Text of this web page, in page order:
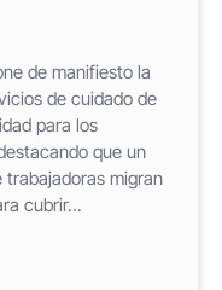
de manifiesto la
de cuidado de
para los
que un
migran
cubrir...